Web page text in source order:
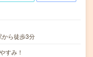
から徒歩3分
すみ！